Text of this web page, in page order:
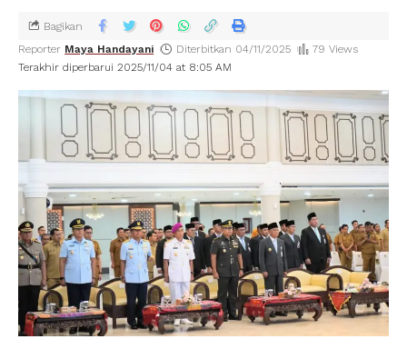
Terakhir diperbarui 2025/11/04 at 8:05 AM
Reporter Maya Handayani Diterbitkan 04/11/2025 79 Views
Bagikan